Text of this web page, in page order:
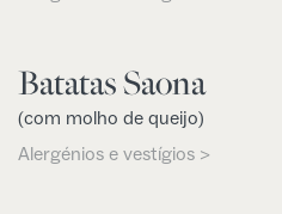
Batatas Saona
(com molho de queijo)
Alergénios e vestígios >